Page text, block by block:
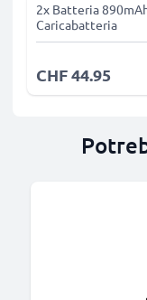
2x Batteria
Caricabatteria
CHF 44.95